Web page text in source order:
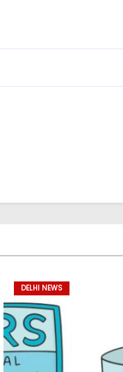
DELHI NEWS